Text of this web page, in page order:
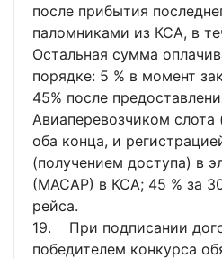
после прибытия
паломниками из КСА, в
Остальная сумма
порядке: 5 % в момент
45% после
Авиаперевозчиком слота
оба конца, и
(получением доступа) в
(МАСАР) в КСА; 45 % за
рейса.
19. При подписании
победителем конкурса